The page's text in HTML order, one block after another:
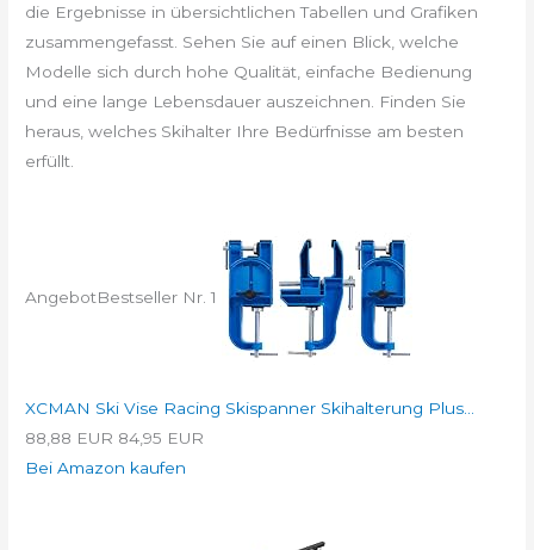
die Ergebnisse in übersichtlichen Tabellen und Grafiken
zusammengefasst. Sehen Sie auf einen Blick, welche
Modelle sich durch hohe Qualität, einfache Bedienung
und eine lange Lebensdauer auszeichnen. Finden Sie
heraus, welches Skihalter Ihre Bedürfnisse am besten
erfüllt.
AngebotBestseller Nr. 1
XCMAN Ski Vise Racing Skispanner Skihalterung Plus...
88,88 EUR 84,95 EUR
Bei Amazon kaufen